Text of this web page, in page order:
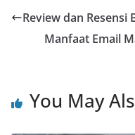
Review dan
Manfaat Email
You May